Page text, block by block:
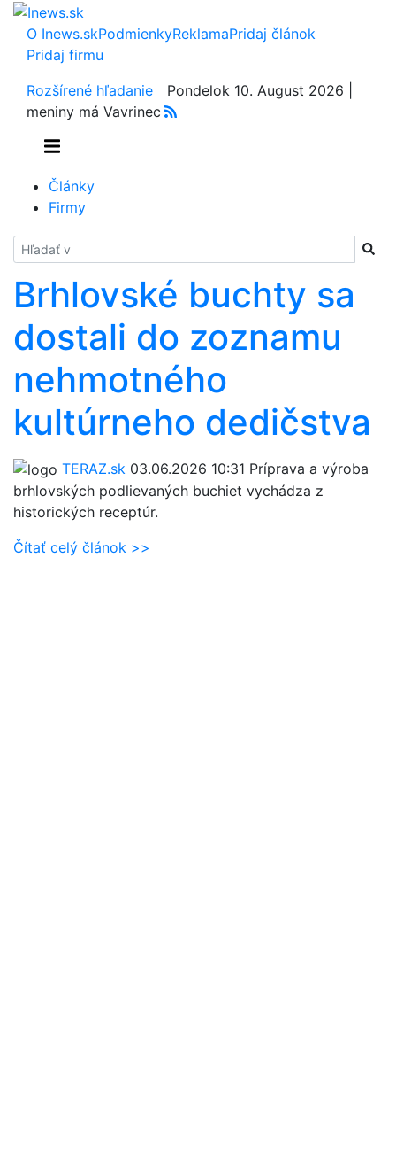
O Inews.skPodmienkyReklamaPridaj článok
Pridaj firmu
Rozšírené hľadanie
Pondelok 10. August 2026 |
meniny má Vavrinec
Články
Firmy
Hladať
Brhlovské buchty sa
dostali do zoznamu
nehmotného
kultúrneho dedičstva
TERAZ.sk 03.06.2026 10:31 Príprava a výroba
brhlovských podlievaných buchiet vychádza z
historických receptúr.
Čítať celý článok >>